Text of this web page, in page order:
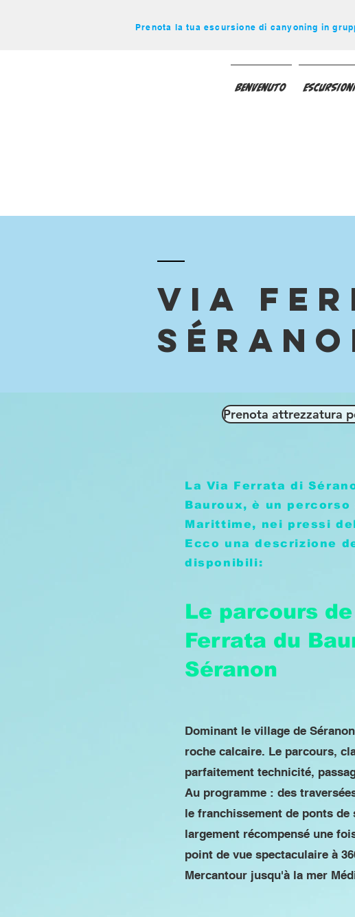
Prenota la tua escursione di canyoning in
Benvenuto
Via
Prenota attrezzatura
La Via Ferrata di
Bauroux, è un
Marittime, nei pressi
Ecco una descrizione
disponibili:
Le parcours
Ferrata du
Séranon
Dominant le village de
roche calcaire. Le parcours,
parfaitement technicité,
Au programme : des
le franchissement de ponts
largement récompensé une
point de vue spectaculaire à
Mercantour jusqu'à la mer